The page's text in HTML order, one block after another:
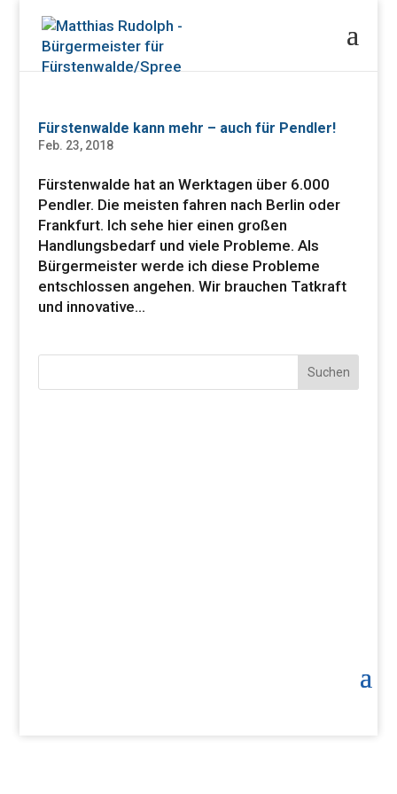
Fürstenwalde kann mehr – auch für Pendler!
Feb. 23, 2018
Fürstenwalde hat an Werktagen über 6.000
Pendler. Die meisten fahren nach Berlin oder
Frankfurt. Ich sehe hier einen großen
Handlungsbedarf und viele Probleme. Als
Bürgermeister werde ich diese Probleme
entschlossen angehen. Wir brauchen Tatkraft
und innovative...
Suchen